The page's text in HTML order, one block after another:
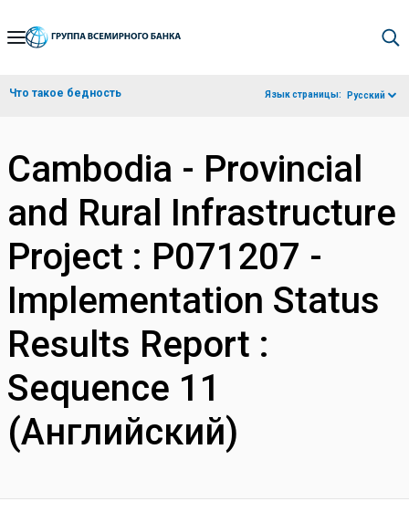
Skip
Navigation
Что такое бедность Язык страницы: Русский
Cambodia - Provincial
and Rural Infrastructure
Project : P071207 -
Implementation Status
Results Report :
Sequence 11
(Английский)